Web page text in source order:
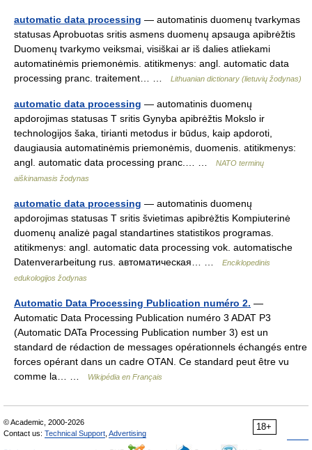
automatic data processing — automatinis duomenų tvarkymas
statusas Aprobuotas sritis asmens duomenų apsauga apibrėžtis
Duomenų tvarkymo veiksmai, visiškai ar iš dalies atliekami
automatinėmis priemonėmis. atitikmenys: angl. automatic data
processing pranc. traitement… …
Lithuanian dictionary (lietuvių žodynas)
automatic data processing — automatinis duomenų
apdorojimas statusas T sritis Gynyba apibrėžtis Mokslo ir
technologijos šaka, tirianti metodus ir būdus, kaip apdoroti,
daugiausia automatinėmis priemonėmis, duomenis. atitikmenys:
angl. automatic data processing pranc.… …
NATO terminų
aiškinamasis žodynas
automatic data processing — automatinis duomenų
apdorojimas statusas T sritis švietimas apibrėžtis Kompiuterinė
duomenų analizė pagal standartines statistikos programas.
atitikmenys: angl. automatic data processing vok. automatische
Datenverarbeitung rus. автоматическая… …
Enciklopedinis
edukologijos žodynas
Automatic Data Processing Publication numéro 2. —
Automatic Data Processing Publication numéro 3 ADAT P3
(Automatic DATa Processing Publication number 3) est un
standard de rédaction de messages opérationnels échangés entre
forces opérant dans un cadre OTAN. Ce standard peut être vu
comme la… …
Wikipédia en Français
18+
© Academic, 2000-2026
Contact us: Technical Support Advertising